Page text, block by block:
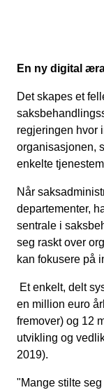
En ny digital
Det skapes et
regjeringen hvor
organisasjonen,
enkelte
Når
departementer,
sentrale i
seg raskt over
kan fokusere på
Et enkelt, delt
en million euro
fremover) og 12
utvikling og
2019).
"Mange stilte